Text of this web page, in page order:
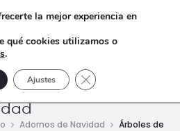
Adornos de Navidad
Árboles de
la mejor experiencia en
qué cookies utilizamos o
.
Ajustes Cerrar el banner de